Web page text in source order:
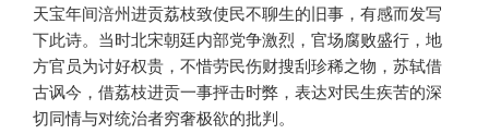
天宝年间涪州进贡荔枝致使民不聊生的旧事，有感而发写
下此诗。当时北宋朝廷内部党争激烈，官场腐败盛行，地
方官员为讨好权贵，不惜劳民伤财搜刮珍稀之物，苏轼借
古讽今，借荔枝进贡一事抨击时弊，表达对民生疾苦的深
切同情与对统治者穷奢极欲的批判。